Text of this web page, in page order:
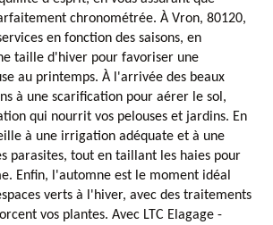
chronométrée. À Vron, 80120,
en fonction des saisons, en
taille d'hiver pour favoriser une
au printemps. À l'arrivée des beaux
à une scarification pour aérer le sol,
qui nourrit vos pelouses et jardins. En
à une irrigation adéquate et à une
parasites, tout en taillant les haies pour
Enfin, l'automne est le moment idéal
verts à l'hiver, avec des traitements
vos plantes. Avec LTC Elagage -